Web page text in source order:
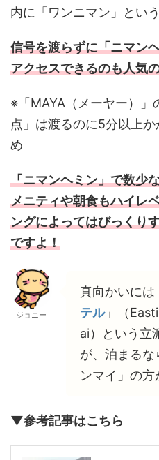
内に「ワンニマン」とい
信号を渡らずに「ニマン
アクセスできるのも人気
※「MAYA（メーヤー）」
点」は渡るのに5分以上
め
「ニマンヘミン」で数少
メニティや朝食もハイレ
ングによってはびっくり
ですよ！
ジョニー
真向かいには
テル」（
ai）という立
が、泊まるな
ンマイ」の
▼参考記事はこちら